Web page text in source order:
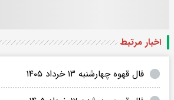
اخبار مرتبط
فال قهوه چهارشنبه ۱۳ خرداد ۱۴۰۵